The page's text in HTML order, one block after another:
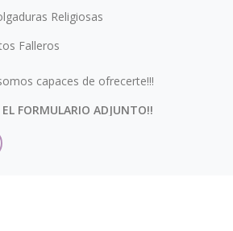
Religiosas
Falleros
capaces de ofrecerte!!!
FORMULARIO ADJUNTO!!